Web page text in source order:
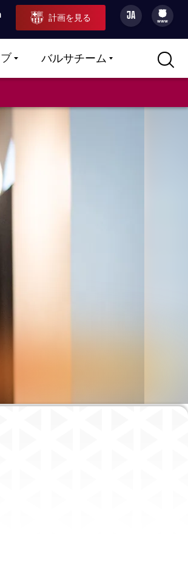
計画を見る JA
filled-badge
www
LABEL.ARIA.CARETDOWN
バルサチームLABEL.ARIA.CARETDOWN